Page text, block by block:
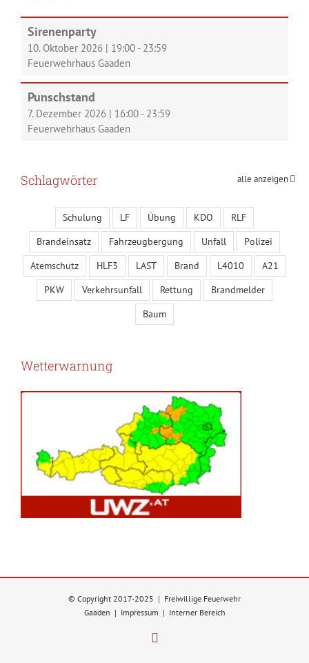
Sirenenparty
10. Oktober 2026 | 19:00 - 23:59
Feuerwehrhaus Gaaden
Punschstand
7. Dezember 2026 | 16:00 - 23:59
Feuerwehrhaus Gaaden
alle anzeigen
Schlagwörter
Schulung LF Übung KDO
RLF
Brandeinsatz
Fahrzeugbergung Unfall
Polizei
Atemschutz
HLF3 LAST Brand L4010
A21
PKW
Verkehrsunfall Rettung
Brandmelder
Baum
Wetterwarnung
© Copyright 2017-2025 | Freiwillige Feuerwehr
Gaaden | Impressum | Interner Bereich